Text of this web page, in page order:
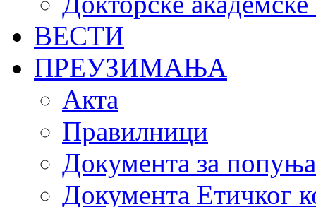
ВЕСТИ
ПРЕУЗИМАЊА
Акта
Правилници
Документа за
Документа Етичког